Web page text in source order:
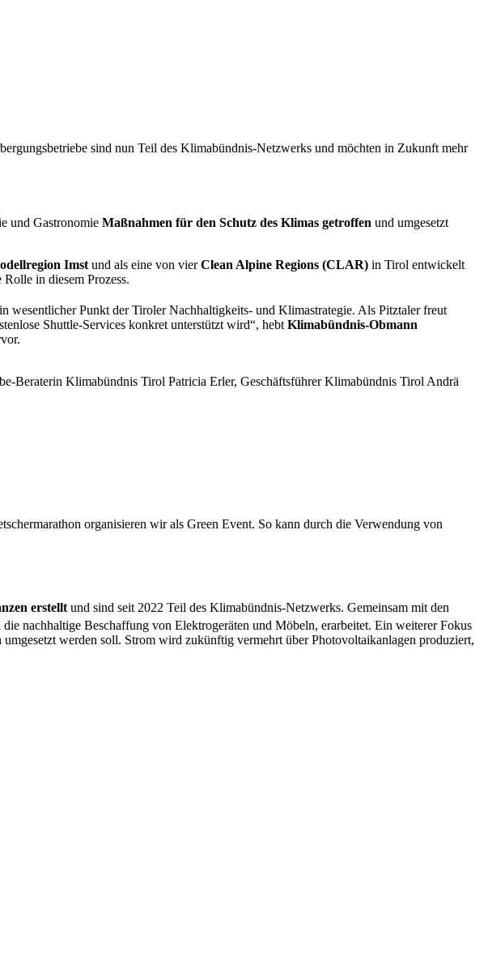
sind nun Teil des Klimabündnis-Netzwerks und möchten in Zukunft mehr
und Gastronomie Maßnahmen für den Schutz des Klimas getroffen und umgesetzt
Imst und als eine von vierClean Alpine Regions (CLAR) in Tirol entwickelt
in diesem Prozess.
wesentlicher Punkt der Tiroler Nachhaltigkeits- und Klimastrategie. Als Pitztaler freut
Shuttle-Services konkret unterstützt wird“, hebt Klimabündnis-Obmann
Beraterin Klimabündnis Tirol Patricia Erler, Geschäftsführer Klimabündnis Tirol Andrä
organisieren wir als Green Event. So kann durch die Verwendung von
erstellt und sind seit 2022 Teil des Klimabündnis-Netzwerks. Gemeinsam mit den
nachhaltige Beschaffung von Elektrogeräten und Möbeln, erarbeitet. Ein weiterer Fokus
werden soll. Strom wird zukünftig vermehrt über Photovoltaikanlagen produziert,